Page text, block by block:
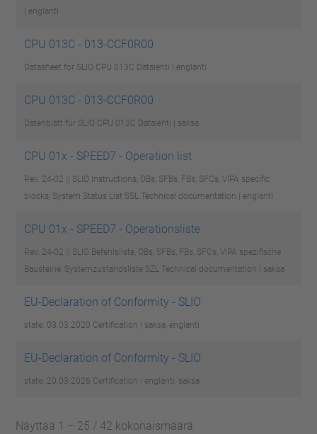
| englanti
CPU 013C - 013-CCF0R00
Datasheet for SLIO CPU 013C Datalehti | englanti
CPU 013C - 013-CCF0R00
Datenblatt für SLIO CPU 013C Datalehti | saksa
CPU 01x - SPEED7 - Operation list
Rev. 24-02 || SLIO Instructions, OBs, SFBs, FBs, SFCs, VIPA specific
blocks, System Status List SSL Technical documentation | englanti
CPU 01x - SPEED7 - Operationsliste
Rev. 24-02 || SLIO Befehlsliste, OBs, SFBs, FBs, SFCs, VIPA spezifische
Bausteine, Systemzustandsliste SZL Technical documentation | saksa
EU-Declaration of Conformity - SLIO
state: 03.03.2020 Certification | saksa, englanti
EU-Declaration of Conformity - SLIO
state: 20.03.2026 Certification | englanti, saksa
Näyttää 1 – 25 / 42 kokonaismäärä